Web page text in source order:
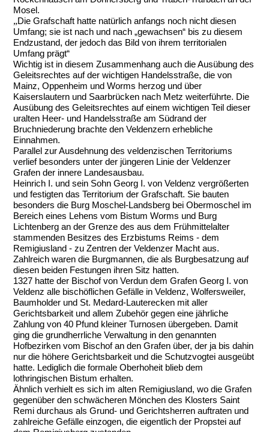
Mosel.
„Die Grafschaft hatte natürlich anfangs noch nicht diesen
Umfang; sie ist nach und nach „gewachsen“ bis zu diesem
Endzustand, der jedoch das Bild von ihrem territorialen
Umfang prägt“
Wichtig ist in diesem Zusammenhang auch die Ausübung des
Geleitsrechtes auf der wichtigen Handelsstraße, die von
Mainz, Oppenheim und Worms herzog und über
Kaiserslautern und Saarbrücken nach Metz weiterführte. Die
Ausübung des Geleitsrechtes auf einem wichtigen Teil dieser
uralten Heer- und Handelsstraße am Südrand der
Bruchniederung brachte den Veldenzern erhebliche
Einnahmen.
Parallel zur Ausdehnung des veldenzischen Territoriums
verlief besonders unter der jüngeren Linie der Veldenzer
Grafen der innere Landesausbau.
Heinrich I. und sein Sohn Georg I. von Veldenz vergrößerten
und festigten das Territorium der Grafschaft. Sie bauten
besonders die Burg Moschel-Landsberg bei Obermoschel im
Bereich eines Lehens vom Bistum Worms und Burg
Lichtenberg an der Grenze des aus dem Frühmittelalter
stammenden Besitzes des Erzbistums Reims - dem
Remigiusland - zu Zentren der Veldenzer Macht aus.
Zahlreich waren die Burgmannen, die als Burgbesatzung auf
diesen beiden Festungen ihren Sitz hatten.
1327 hatte der Bischof von Verdun dem Grafen Georg I. von
Veldenz alle bischöflichen Gefälle in Veldenz, Wolfersweiler,
Baumholder und St. Medard-Lauterecken mit aller
Gerichtsbarkeit und allem Zubehör gegen eine jährliche
Zahlung von 40 Pfund kleiner Turnosen übergeben. Damit
ging die grundherrliche Verwaltung in den genannten
Hofbezirken vom Bischof an den Grafen über, der ja bis dahin
nur die höhere Gerichtsbarkeit und die Schutzvogtei ausgeübt
hatte. Lediglich die formale Oberhoheit blieb dem
lothringischen Bistum erhalten.
Ähnlich verhielt es sich im alten Remigiusland, wo die Grafen
gegenüber den schwächeren Mönchen des Klosters Saint
Remi durchaus als Grund- und Gerichtsherren auftraten und
zahlreiche Gefälle einzogen, die eigentlich der Propstei auf